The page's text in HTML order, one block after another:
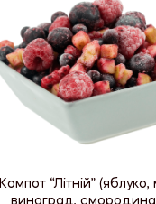
Компот “Літній”
виноград,